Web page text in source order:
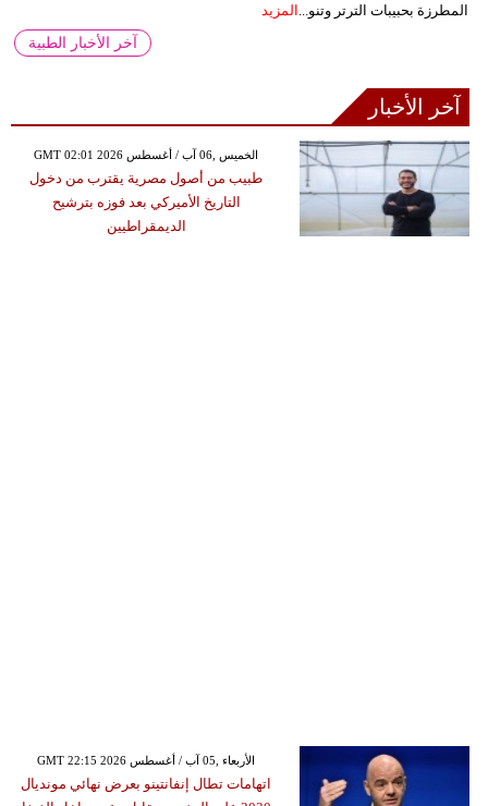
المطرزة بحبيبات الترتر وتنو...
المزيد
آخر الأخبار الطبية
آخر الأخبار
GMT 02:01 2026 الخميس ,06 آب / أغسطس
طبيب من أصول مصرية يقترب من دخول
التاريخ الأميركي بعد فوزه بترشيح
الديمقراطيين
GMT 22:15 2026 الأربعاء ,05 آب / أغسطس
اتهامات تطال إنفانتينو بعرض نهائي مونديال